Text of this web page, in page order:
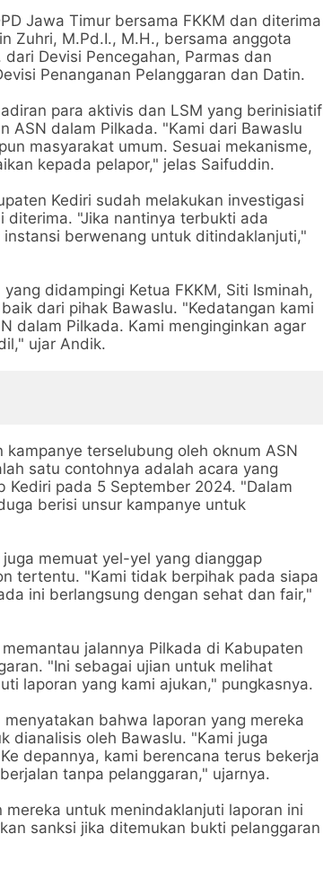
Jawa Timur bersama FKKM dan diterima
Zuhri, M.Pd.I., M.H., bersama anggota
Devisi Pencegahan, Parmas dan
Penanganan Pelanggaran dan Datin.
para aktivis dan LSM yang berinisiatif
ASN dalam Pilkada. "Kami dari Bawaslu
masyarakat umum. Sesuai mekanisme,
kepada pelapor," jelas Saifuddin.
Kediri sudah melakukan investigasi
"Jika nantinya terbukti ada
berwenang untuk ditindaklanjuti,"
didampingi Ketua FKKM, Siti Isminah,
dari pihak Bawaslu. "Kedatangan kami
dalam Pilkada. Kami menginginkan agar
ujar Andik.
terselubung oleh oknum ASN
satu contohnya adalah acara yang
Kediri pada 5 September 2024. "Dalam
berisi unsur kampanye untuk
memuat yel-yel yang dianggap
tertentu. "Kami tidak berpihak pada siapa
ini berlangsung dengan sehat dan fair,"
jalannya Pilkada di Kabupaten
"Ini sebagai ujian untuk melihat
laporan yang kami ajukan," pungkasnya.
bahwa laporan yang mereka
dianalisis oleh Bawaslu. "Kami juga
depannya, kami berencana terus bekerja
tanpa pelanggaran," ujarnya.
untuk menindaklanjuti laporan ini
sanksi jika ditemukan bukti pelanggaran